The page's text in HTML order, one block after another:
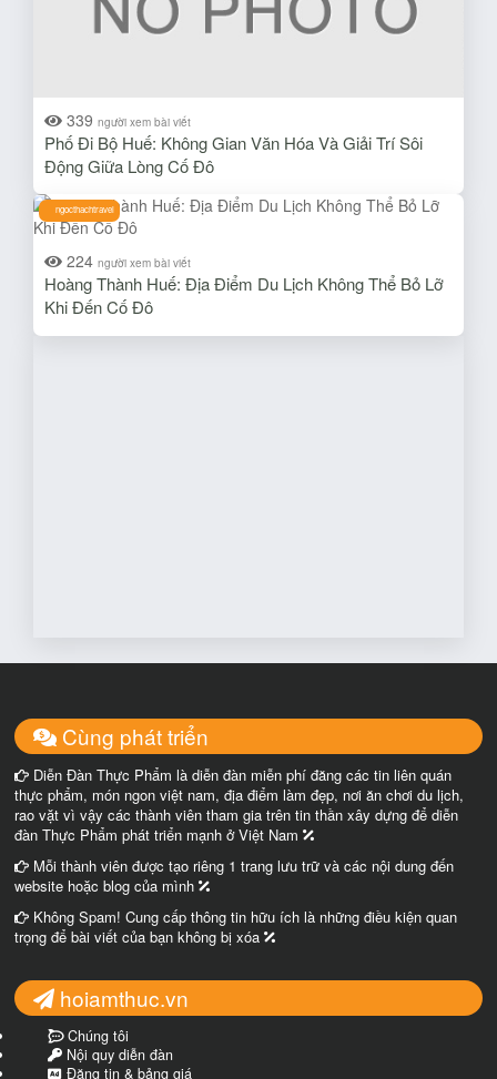
339 người xem bài viết
Phố Đi Bộ Huế: Không Gian Văn Hóa Và Giải Trí Sôi
Động Giữa Lòng Cố Đô
ngocthachtravel
224 người xem bài viết
Hoàng Thành Huế: Địa Điểm Du Lịch Không Thể Bỏ Lỡ
Khi Đến Cố Đô
Cùng phát triển
Diễn Đàn Thực Phẩm là diễn đàn miễn phí đăng các tin liên quán
thực phẩm, món ngon việt nam, địa điểm làm đẹp, nơi ăn chơi du lịch,
rao vặt vì vậy các thành viên tham gia trên tin thần xây dựng để diễn
đàn Thực Phẩm phát triển mạnh ở Việt Nam
Mỗi thành viên được tạo riêng 1 trang lưu trữ và các nội dung đến
website hoặc blog của mình
Không Spam! Cung cấp thông tin hữu ích là những điều kiện quan
trọng để bài viết của bạn không bị xóa
hoiamthuc.vn
Chúng tôi
Nội quy diễn đàn
Đăng tin & bảng giá